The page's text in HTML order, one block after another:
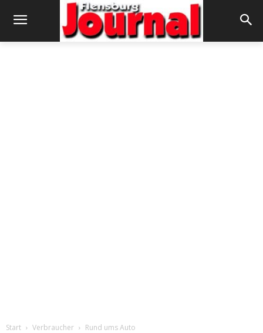
Start Verbraucher Rund ums Auto